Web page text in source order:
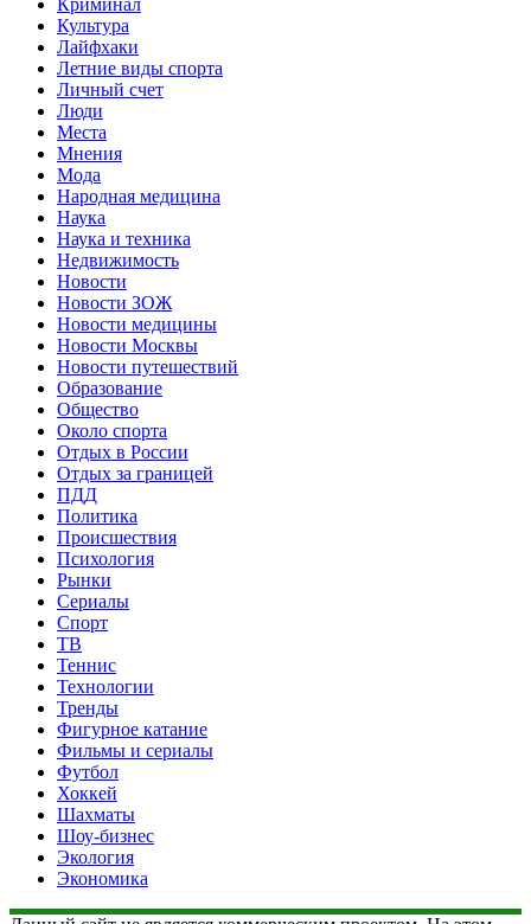
Криминал
Культура
Лайфхаки
Летние виды спорта
Личный счет
Люди
Места
Мнения
Мода
Народная медицина
Наука
Наука и техника
Недвижимость
Новости
Новости ЗОЖ
Новости медицины
Новости Москвы
Новости путешествий
Образование
Общество
Около спорта
Отдых в России
Отдых за границей
ПДД
Политика
Происшествия
Психология
Рынки
Сериалы
Спорт
ТВ
Теннис
Технологии
Тренды
Фигурное катание
Фильмы и сериалы
Футбол
Хоккей
Шахматы
Шоу-бизнес
Экология
Экономика